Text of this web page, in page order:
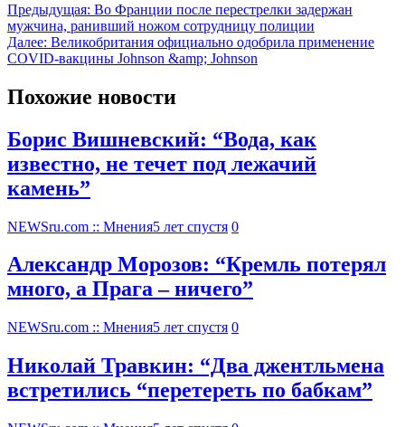
Предыдущая: Во Франции после перестрелки задержан
мужчина, ранивший ножом сотрудницу полиции
Далее: Великобритания официально одобрила применение
COVID-вакцины Johnson &amp; Johnson
Похожие новости
Борис Вишневский: “Вода, как
известно, не течет под лежачий
камень”
NEWSru.com :: Мнения5 лет спустя 0
Александр Морозов: “Кремль потерял
много, а Прага – ничего”
NEWSru.com :: Мнения5 лет спустя 0
Николай Травкин: “Два джентльмена
встретились “перетереть по бабкам”